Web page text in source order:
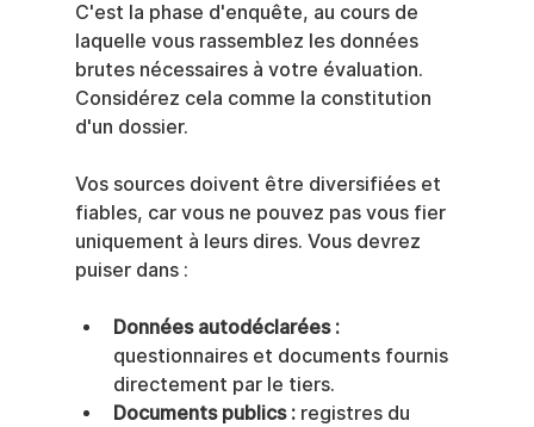
C'est la phase d'enquête, au cours de
laquelle vous rassemblez les données
brutes nécessaires à votre évaluation.
Considérez cela comme la constitution
d'un dossier.
Vos sources doivent être diversifiées et
fiables, car vous ne pouvez pas vous fier
uniquement à leurs dires. Vous devrez
puiser dans :
Données autodéclarées :
questionnaires et documents fournis
directement par le tiers.
Documents publics : registres du